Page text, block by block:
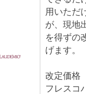
用いただ
が、現地
を得ずの
げます。
改定価格
フレスコ